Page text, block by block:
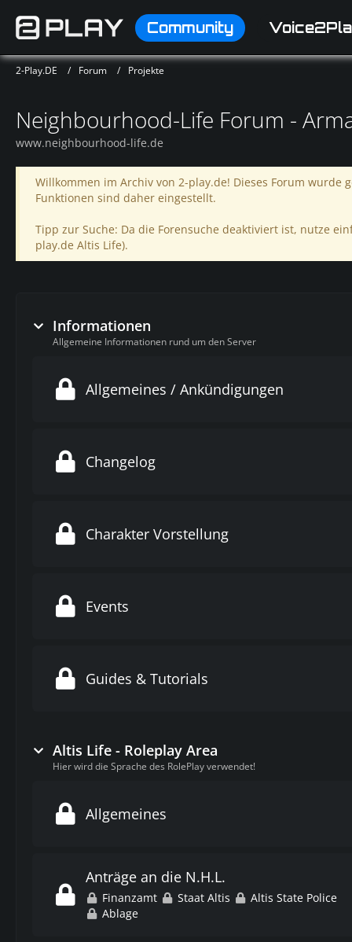
Community
2-Play.DE Forum Projekte
Neighbourhood-Life Forum -
www.neighbourhood-life.de
Willkommen im Archiv von 2-play.de! Dieses Forum
Funktionen sind daher eingestellt.
Tipp zur Suche: Da die Forensuche deaktiviert ist, nutze
play.de Altis Life).
Informationen
Allgemeine Informationen rund um den Server
Allgemeines / Ankündigungen
Changelog
Charakter Vorstellung
Events
Guides & Tutorials
Altis Life - Roleplay Area
Hier wird die Sprache des RolePlay verwendet!
Allgemeines
Anträge an die N.H.L.
Finanzamt Staat Altis
Altis State Police
Ablage